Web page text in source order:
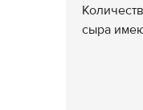
сыра